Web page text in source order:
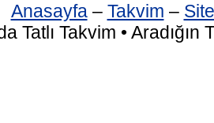
Anasayfa– Takvim –
Tatlı Takvim •